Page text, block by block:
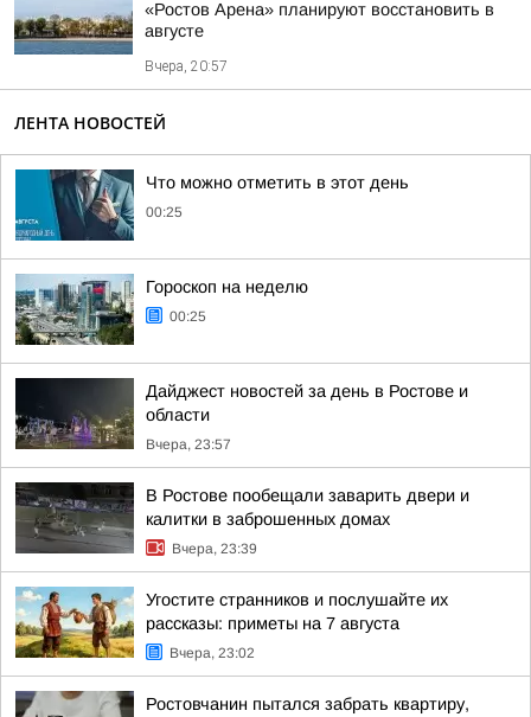
«Ростов Арена» планируют восстановить в
августе
Вчера, 20:57
ЛЕНТА НОВОСТЕЙ
Что можно отметить в этот день
00:25
Гороскоп на неделю
00:25
Дайджест новостей за день в Ростове и
области
Вчера, 23:57
В Ростове пообещали заварить двери и
калитки в заброшенных домах
Вчера, 23:39
Угостите странников и послушайте их
рассказы: приметы на 7 августа
Вчера, 23:02
Ростовчанин пытался забрать квартиру,